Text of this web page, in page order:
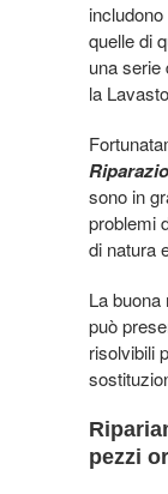
quelle di
una serie
la
sono in
problemi
di natura
La
può
risolvibili
pezzi